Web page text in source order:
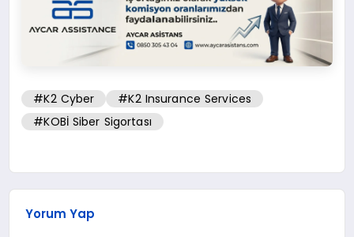
#K2 Cyber
#K2 Insurance Services
#KOBİ Siber Sigortası
Yorum Yap